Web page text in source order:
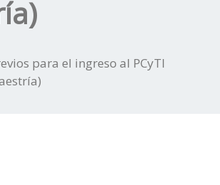
para el ingreso al PCyTI